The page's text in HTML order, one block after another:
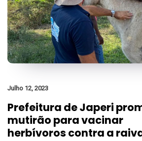
Julho 12, 2023
Prefeitura de Japeri
mutirão para vacinar
herbívoros contra a